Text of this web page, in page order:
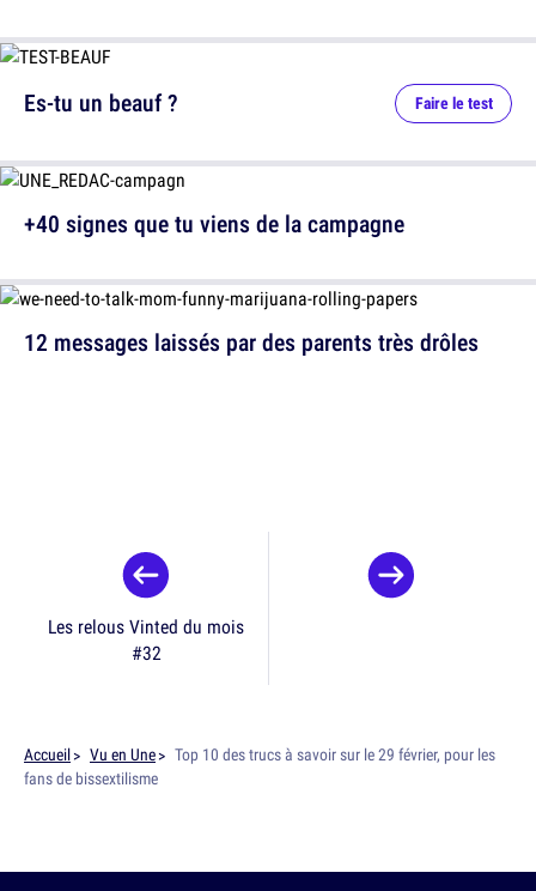
12 messages laissés par des parents très drôles
Es-tu un beauf ? Faire le test
+40 signes que tu viens de la campagne
Les relous Vinted du mois
#32
Accueil Vu en Une
Top 10 des trucs à savoir sur le 29 février, pour les
fans de bissextilisme